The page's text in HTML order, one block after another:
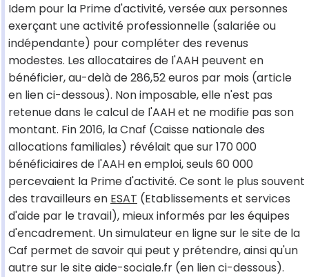
Idem pour la Prime d'activité, versée aux personnes
exerçant une activité professionnelle (salariée ou
indépendante) pour compléter des revenus
modestes. Les allocataires de l'AAH peuvent en
bénéficier, au-delà de 286,52 euros par mois (article
en lien ci-dessous). Non imposable, elle n'est pas
retenue dans le calcul de l'AAH et ne modifie pas son
montant. Fin 2016, la Cnaf (Caisse nationale des
allocations familiales) révélait que sur 170 000
bénéficiaires de l'AAH en emploi, seuls 60 000
percevaient la Prime d'activité. Ce sont le plus souvent
des travailleurs en ESAT (Etablissements et services
d'aide par le travail), mieux informés par les équipes
d'encadrement. Un simulateur en ligne sur le site de la
Caf permet de savoir qui peut y prétendre, ainsi qu'un
autre sur le site aide-sociale.fr (en lien ci-dessous).